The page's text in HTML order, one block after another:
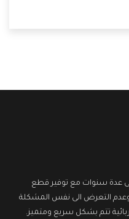
التى تكون من أهم
عدة سنوات مع توفير قطع
وعدم التعرض الى نفس المشكلة
تتم بشكل سريع ومتميز.